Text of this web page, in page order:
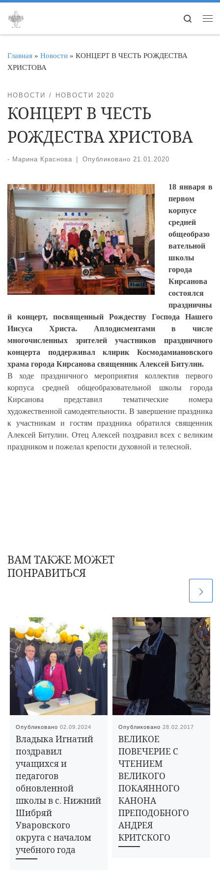
Перейти к содержимому
Search
Главная » Новости » КОНЦЕРТ В ЧЕСТЬ РОЖДЕСТВА
ХРИСТОВА
НОВОСТИ НОВОСТИ 2020
КОНЦЕРТ В ЧЕСТЬ
РОЖДЕСТВА ХРИСТОВА
- Марина Краснова Опубликовано 21.01.2020
18 января в
первом
корпусе
средней
общеобразо
вательной
школы
города
Кирсанова
состоялся
праздничны
й концерт, посвященный Рождеству Господа Нашего
Иисуса Христа. Аплодисментами в числе
многочисленных зрителей участников праздничного
концерта поддерживал клирик Космодамиановского
храма города Кирсанова священник Алексей Битулин.
В ходе праздничного мероприятия коллектив первого
корпуса средней общеобразовательной школы города
Кирсанова представил тематические номера
художественной самодеятельности. В завершение праздника
к участникам и гостям праздника обратился священник
Алексей Битулин. Отец Алексей поздравил всех с великим
праздником и пожелал крепости духовной и телесной.
ВАМ ТАКЖЕ МОЖЕТ
ПОНРАВИТЬСЯ
Опубликовано02.09.2024
Владыка Игнатий
поздравил
учащихся и
педагогов
обновленной
школы в с. Нижний
Шибряй
Уваровского
округа с началом
учебного года
Опубликовано28.02.2017
ВЕЛИКОЕ
ПОВЕЧЕРИЕ С
ЧТЕНИЕМ
ВЕЛИКОГО
ПОКАЯННОГО
КАНОНА
ПРЕПОДОБНОГО
АНДРЕЯ
КРИТСКОГО